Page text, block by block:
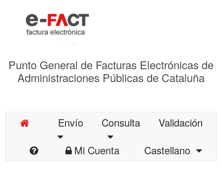
Punto General de Facturas Electrónicas de
Administraciones Públicas de Cataluña
Envío Consulta
Validación
Mi Cuenta
Castellano